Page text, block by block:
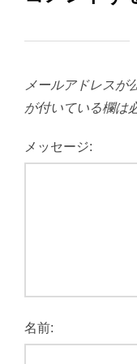
メールアドレスが
が付いている欄は
メッセージ:
名前: